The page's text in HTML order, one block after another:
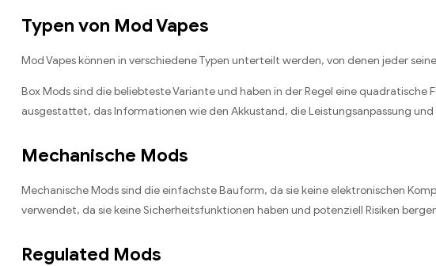
Typen von Mod Vapes
Mod Vapes können in verschiedene Typen unterteilt werden, von denen jeder
Box Mods sind die beliebteste Variante und haben in der Regel eine
ausgestattet, das Informationen wie den Akkustand, die Leistungsanpassung
Mechanische Mods
Mechanische Mods sind die einfachste Bauform, da sie keine elektronischen
verwendet, da sie keine Sicherheitsfunktionen haben und potenziell Risiken
Regulated Mods